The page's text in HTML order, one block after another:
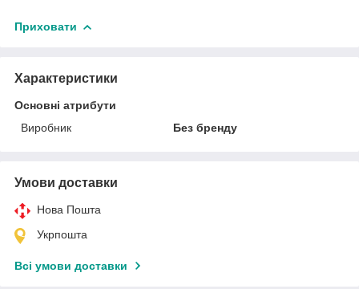
Приховати
Характеристики
Основні атрибути
Виробник
Без бренду
Умови доставки
Нова Пошта
Укрпошта
Всі умови доставки